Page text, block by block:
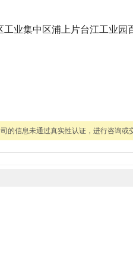
工业集中区浦上片台江工业园
的信息未通过真实性认证，进行咨询或